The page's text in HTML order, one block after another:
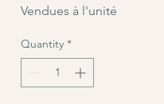
Vendues à l'unité
Quantity *